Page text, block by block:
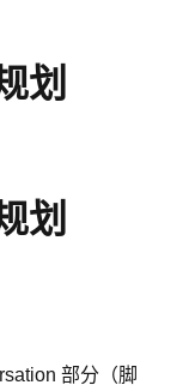
划
划
部分（脚